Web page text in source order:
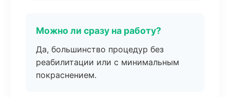
Можно ли сразу на работу?
Да, большинство процедур без
реабилитации или с минимальным
покраснением.